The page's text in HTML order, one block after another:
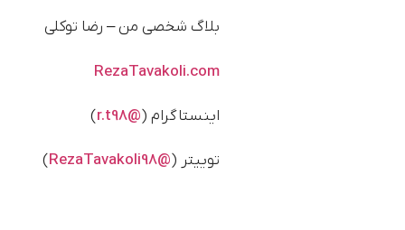
بلاگ شخصی من – رضا توکلی
RezaTavakoli.com
اینستاگرام (@r.t98
)
توییتر (@RezaTavakoli98
)